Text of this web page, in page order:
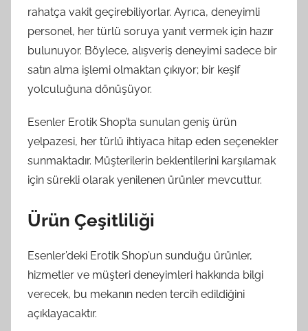
rahatça vakit geçirebiliyorlar. Ayrıca, deneyimli
personel, her türlü soruya yanıt vermek için hazır
bulunuyor. Böylece, alışveriş deneyimi sadece bir
satın alma işlemi olmaktan çıkıyor; bir keşif
yolculuğuna dönüşüyor.
Esenler Erotik Shop’ta sunulan geniş ürün
yelpazesi, her türlü ihtiyaca hitap eden seçenekler
sunmaktadır. Müşterilerin beklentilerini karşılamak
için sürekli olarak yenilenen ürünler mevcuttur.
Ürün Çeşitliliği
Esenler’deki Erotik Shop’un sunduğu ürünler,
hizmetler ve müşteri deneyimleri hakkında bilgi
verecek, bu mekanın neden tercih edildiğini
açıklayacaktır.